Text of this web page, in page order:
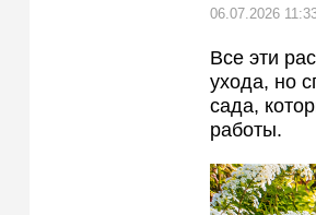
06.07.2026
Все эти
ухода, но
сада,
работы.